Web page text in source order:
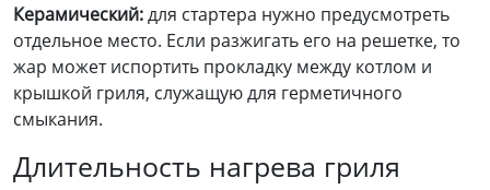
Керамический:для стартера нужно предусмотреть
отдельное место. Если разжигать его на решетке, то
жар может испортить прокладку между котлом и
крышкой гриля, служащую для герметичного
смыкания.
Длительность нагрева гриля